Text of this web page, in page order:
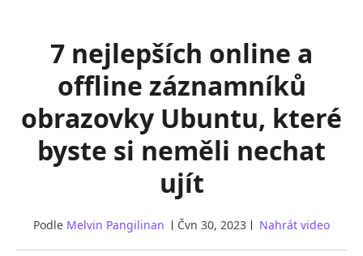
7 nejlepších online a
offline záznamníků
obrazovky Ubuntu, které
byste si neměli nechat
ujít
Podle Melvin Pangilinan Čvn 30, 2023 Nahrát video